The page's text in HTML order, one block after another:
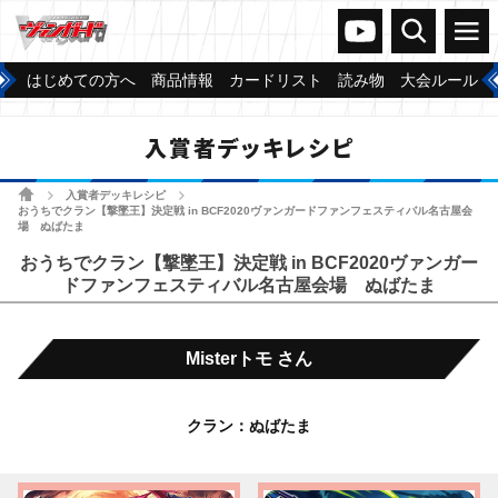
ヴァンガードch
検索 メニュー
はじめての方へ 商品情報 カードリスト 読み物 大会ルール
入賞者デッキレシピ
ホーム 入賞者デッキレシピ
おうちでクラン【撃墜王】決定戦 in BCF2020ヴァンガードファンフェスティバル名古屋会
場 ぬばたま
おうちでクラン【撃墜王】決定戦 in BCF2020ヴァンガー
ドファンフェスティバル名古屋会場 ぬばたま
Misterトモ さん
クラン：ぬばたま